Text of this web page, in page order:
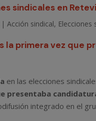
sindicales en
|Acción sindical, Elecciones
la primera vez que
en las elecciones
presentaba
integrado en el